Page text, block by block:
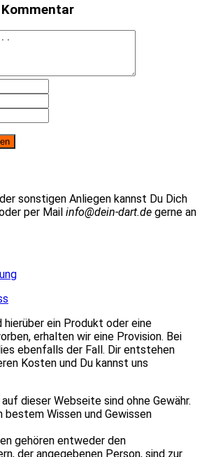
sonstigen Anliegen kannst Du Dich
per Mail info@dein-dart.de gerne an
ein Produkt oder eine
erhalten wir eine Provision. Bei
ebenfalls der Fall. Dir entstehen
Kosten und Du kannst uns
dieser Webseite sind ohne Gewähr.
bestem Wissen und Gewissen
gehören entweder den
der angegebenen Person, sind zur